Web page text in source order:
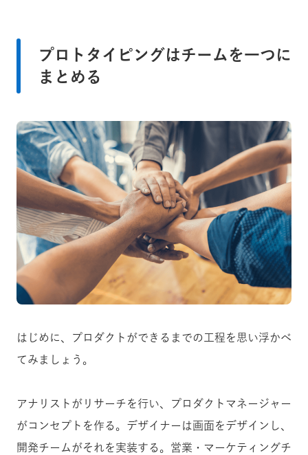
プロトタイピングはチームを一つに
まとめる
はじめに、プロダクトができるまでの工程を思い浮かべ
てみましょう。
アナリストがリサーチを行い、プロダクトマネージャー
がコンセプトを作る。デザイナーは画面をデザインし、
開発チームがそれを実装する。営業・マーケティングチ